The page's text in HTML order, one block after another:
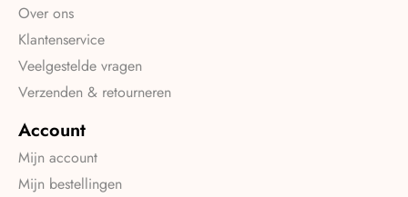
Over ons
Klantenservice
Veelgestelde vragen
Verzenden & retourneren
Account
Mijn account
Mijn bestellingen